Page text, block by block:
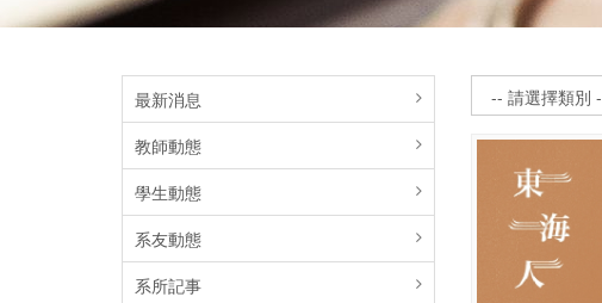
最新消息
教師動態
學生動態
系友動態
系所記事